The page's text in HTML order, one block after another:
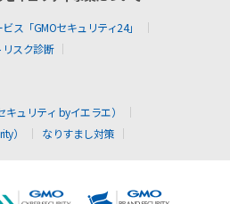
ス「GMOセキュリティ24」
スク診断
ュリティ byイエラエ）
）
なりすまし対策